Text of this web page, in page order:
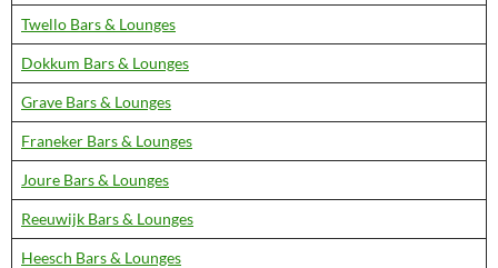
Twello Bars & Lounges
Dokkum Bars & Lounges
Grave Bars & Lounges
Franeker Bars & Lounges
Joure Bars & Lounges
Reeuwijk Bars & Lounges
Heesch Bars & Lounges